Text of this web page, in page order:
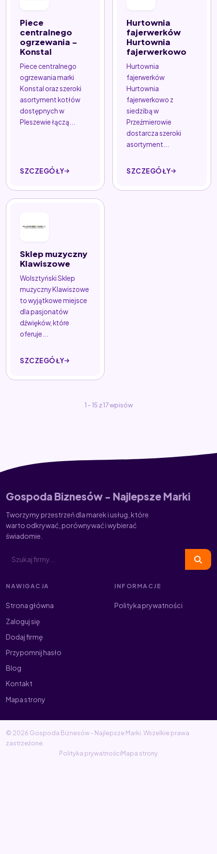
Piece
centralnego
ogrzewania -
Konstal
Piece centralnego
ogrzewania marki
Konstal oraz szeroki
asortyment kotłów
dostępnych w
Pleszewie łączą...
SZCZEGÓŁY
Hurtownia
fajerwerków
Hurtownia
fajerwerkowo
Hurtownia
fajerwerków
Hurtownia
fajerwerkowo z
siedzibą w
Przeźmierowie
dostarcza szeroki
asortyment...
SZCZEGÓŁY
Sklep muzyczny
Klawiszowe
Wolsztyński Sklep
muzyczny Klawiszowe
to wyjątkowe miejsce
dla pasjonatów
dźwięków, które
oferuje...
SZCZEGÓŁY
1 - 15 z 17 wpisów
Gospoda Biznesów - Najlepsze Marki
Tworzymy przestrzeń dla marek i usług, które
warto odkrywać, porównywać i wybierać
świadomie.
NAWIGACJA
Strona główna
Zaloguj się
Dodaj firmę
Przypomnij hasło
Blog
Kontakt
Mapa strony
INFORMACJE
Polityka prywatności
© 2026 Gospoda Biznesów - Najlepsze Marki. Wszelkie prawa
zastrzeżone.
Polityka prywatnościMapa strony